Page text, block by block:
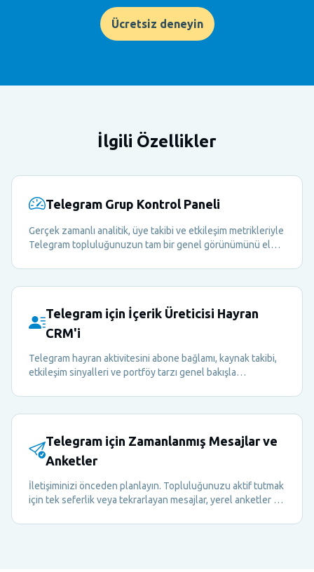
Ücretsiz deneyin
İlgili Özellikler
Telegram Grup Kontrol Paneli
Gerçek zamanlı analitik, üye takibi ve etkileşim metrikleriyle
Telegram topluluğunuzun tam bir genel görünümünü elde
Telegram için İçerik Üreticisi Hayran
CRM'i
Telegram hayran aktivitesini abone bağlamı, kaynak takibi,
etkileşim sinyalleri ve portföy tarzı genel bakışla
Telegram için Zamanlanmış Mesajlar ve
Anketler
İletişiminizi önceden planlayın. Topluluğunuzu aktif tutmak
için tek seferlik veya tekrarlayan mesajlar, yerel anketler ve